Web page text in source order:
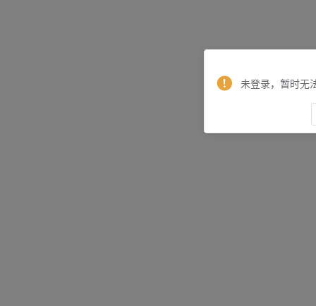
未登录，暂时无